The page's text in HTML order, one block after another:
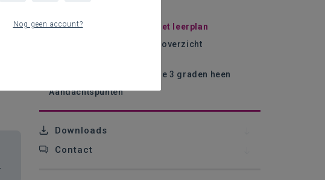
Visie en krachtlijnen van het leerplan
Opbouw van het leerplan - overzicht
Aandacht leerlijnen over de 3 graden heen
Aandachtspunten
Downloads
Contact
Nog geen account?